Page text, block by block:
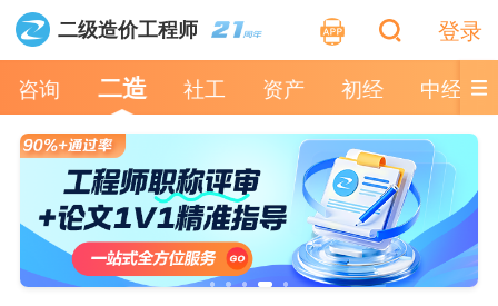
二级造价工程师 登录
咨询 二造 社工 资产 初经 中经